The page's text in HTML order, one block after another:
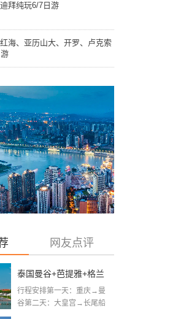
拜纯玩6/7日游
海、亚历山大、开罗、卢克索
网友点评
泰国曼谷+芭提雅+格兰
岛+月光岛品质6日游
行程安排第一天：重庆→曼
谷第二天：大皇宫→长尾船